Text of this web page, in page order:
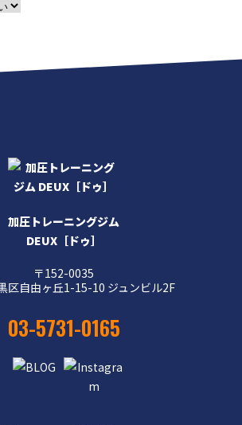
加圧トレーニングジム
DEUX［ドゥ］
〒152-0035
区自由ヶ丘1-15-10 ジュンビル2F
03-5731-0165